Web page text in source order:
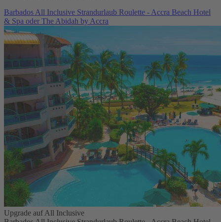
Barbados All Inclusive Strandurlaub Roulette - Accra Beach Hotel
& Spa oder The Abidah by Accra
Upgrade auf All Inclusive